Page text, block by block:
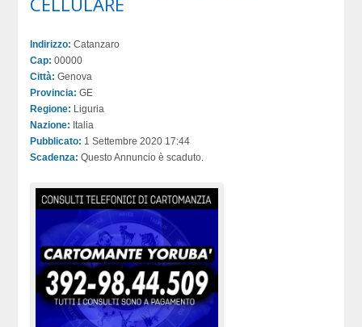
Indirizzo: Catanzaro
Cap: 00000
Città: Genova
Provincia: GE
Regione: Liguria
Nazione: Italia
Pubblicato: 1 Settembre 2020 17:44
Scadenza: Questo Annuncio è scaduto.